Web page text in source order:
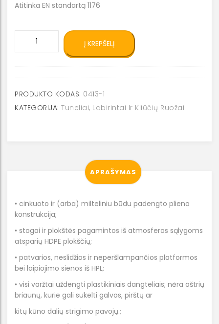
Atitinka EN standartą 1176
ruožas
0413-
1
Į KREPŠELĮ
PRODUKTO KODAS: 0413-1
KATEGORIJA: Tuneliai, Labirintai Ir Kliūčių Ruožai
APRAŠYMAS
• cinkuoto ir (arba) milteliniu būdu padengto plieno
konstrukcija;
• stogai ir plokštės pagamintos iš atmosferos sąlygoms
atsparių HDPE plokščių;
• patvarios, neslidžios ir neperšlampančios platformos
bei laipiojimo sienos iš HPL;
• visi varžtai uždengti plastikiniais dangteliais; nėra aštrių
briaunų, kurie gali sukelti galvos, pirštų ar
kitų kūno dalių strigimo pavojų.;